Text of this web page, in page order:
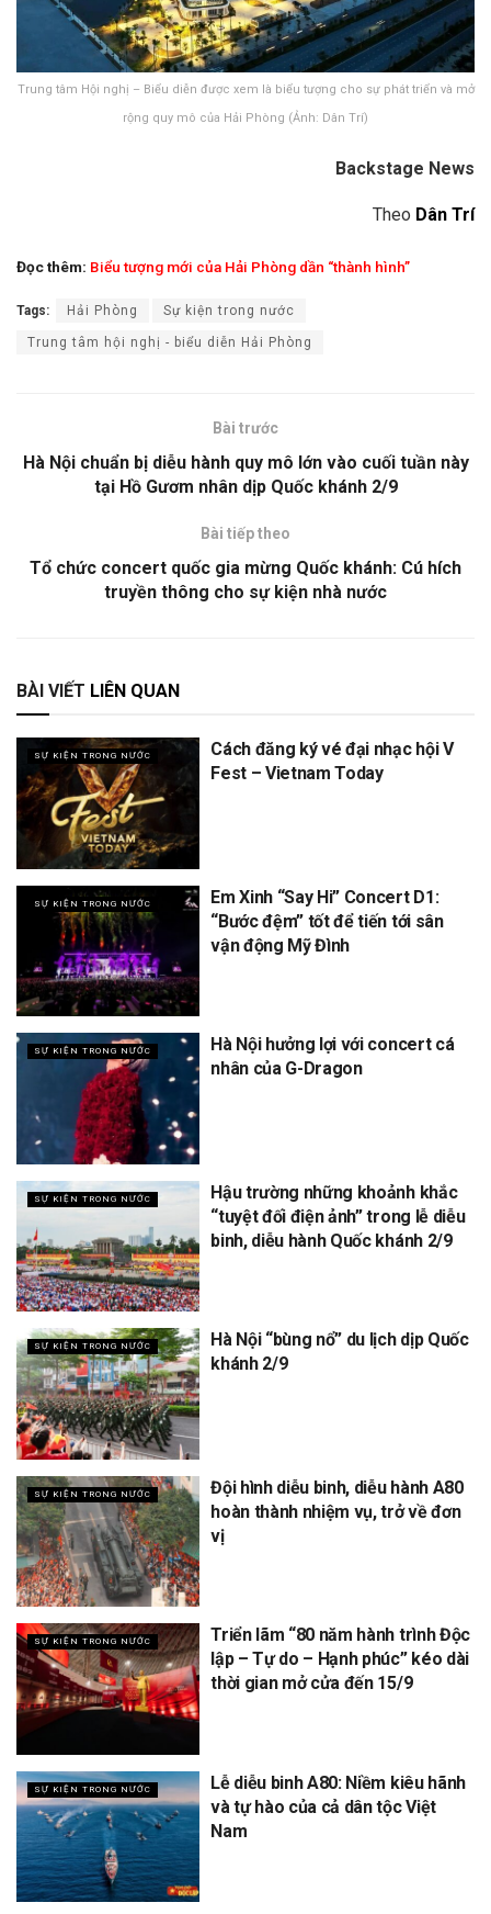
Trung tâm Hội nghị – Biểu diễn được xem là biểu tượng cho sự phát triển và mở
rộng quy mô của Hải Phòng (Ảnh: Dân Trí)
Backstage News
Theo Dân Trí
Đọc thêm: Biểu tượng mới của Hải Phòng dần “thành hình”
Tags: Hải Phòng Sự kiện trong nước
Trung tâm hội nghị - biểu diễn Hải Phòng
Bài trước
Hà Nội chuẩn bị diễu hành quy mô lớn vào cuối tuần này
tại Hồ Gươm nhân dịp Quốc khánh 2/9
Bài tiếp theo
Tổ chức concert quốc gia mừng Quốc khánh: Cú hích
truyền thông cho sự kiện nhà nước
BÀI VIẾT LIÊN QUAN
SỰ KIỆN TRONG NƯỚC
Cách đăng ký vé đại nhạc hội V
Fest – Vietnam Today
SỰ KIỆN TRONG NƯỚC
Em Xinh “Say Hi” Concert D1:
“Bước đệm” tốt để tiến tới sân
vận động Mỹ Đình
SỰ KIỆN TRONG NƯỚC
Hà Nội hưởng lợi với concert cá
nhân của G-Dragon
SỰ KIỆN TRONG NƯỚC
Hậu trường những khoảnh khắc
“tuyệt đối điện ảnh” trong lễ diễu
binh, diễu hành Quốc khánh 2/9
SỰ KIỆN TRONG NƯỚC
Hà Nội “bùng nổ” du lịch dịp Quốc
khánh 2/9
SỰ KIỆN TRONG NƯỚC
Đội hình diễu binh, diễu hành A80
hoàn thành nhiệm vụ, trở về đơn
vị
SỰ KIỆN TRONG NƯỚC
Triển lãm “80 năm hành trình Độc
lập – Tự do – Hạnh phúc” kéo dài
thời gian mở cửa đến 15/9
SỰ KIỆN TRONG NƯỚC
Lễ diễu binh A80: Niềm kiêu hãnh
và tự hào của cả dân tộc Việt
Nam